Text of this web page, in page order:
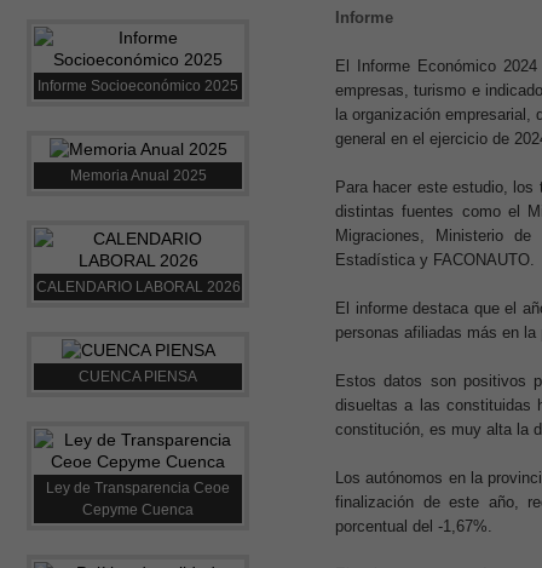
Informe Socioeconómico 2025
Memoria Anual 2025
CALENDARIO LABORAL 2026
CUENCA PIENSA
Ley de Transparencia Ceoe
Cepyme Cuenca
Informe
El Informe Económico
empresas, turismo e
la organización
general en el ejercicio de
Para hacer este estudio,
distintas fuentes como el
Migraciones, Ministerio
Estadística y FACONAUTO.
El informe destaca que el
personas afiliadas más en
Estos datos son positivos
disueltas a las constituidas
constitución, es muy alta la
Los autónomos en la
finalización de este año,
porcentual del -1,67%.